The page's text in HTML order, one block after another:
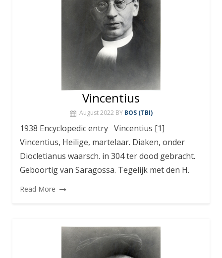
Vincentius
August 2022 BY BOS (TBI)
1938 Encyclopedic entry Vincentius [1]
Vincentius, Heilige, martelaar. Diaken, onder
Diocletianus waarsch. in 304 ter dood gebracht.
Geboortig van Saragossa. Tegelijk met den H.
Read More